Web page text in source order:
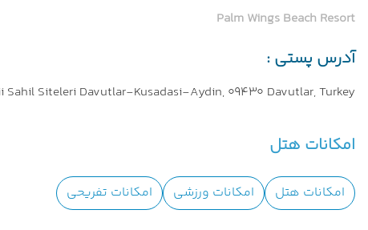
Palm Wings Beach Resort
آدرس پستی :
Sahil Siteleri Davutlar-Kusadasi-Aydin, 09430 Davutlar, Turkey
امکانات هتل
امکانات هتل امکانات ورزشی امکانات تفریحی